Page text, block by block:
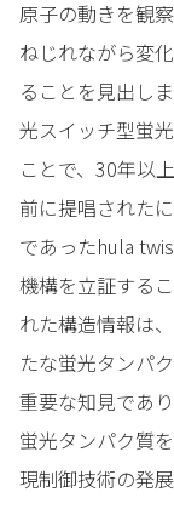
原子の動きを観
ねじれながら変
ることを見出しま
光スイッチ型蛍
ことで、30年以上
前に提唱された
であったhula
機構を立証する
れた構造情報は
たな蛍光タンパ
重要な知見であり
蛍光タンパク質
現制御技術の発